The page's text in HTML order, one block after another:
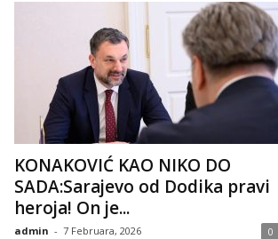
KONAKOVIĆ KAO NIKO DO
SADA:Sarajevo od Dodika pravi
heroja! On je...
admin - 7 Februara, 2026 0